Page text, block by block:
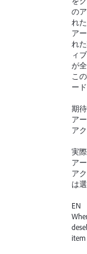
の
れ
ア
れ
ィ
が
こ
ー
期
ア
ア
実
ア
ア
は
EN